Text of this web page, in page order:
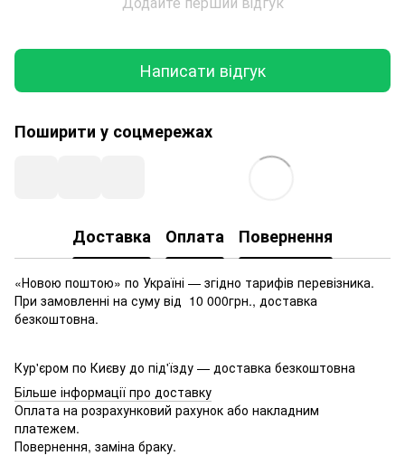
Написати відгук
Поширити у соцмережах
Доставка Оплата Повернення
«Новою поштою» по Україні — згідно тарифів перевізника.
При замовленні на суму від 10 000грн., доставка
безкоштовна.
Кур'єром по Києву до під'їзду — доставка безкоштовна
Більше інформації про доставку
Оплата на розрахунковий рахунок або накладним
платежем.
Повернення, заміна браку.